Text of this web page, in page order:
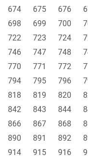
674 675 676
698 699 700
722 723 724
746 747 748
770 771 772
794 795 796
818 819 820
842 843 844
866 867 868
890 891 892
914 915 916